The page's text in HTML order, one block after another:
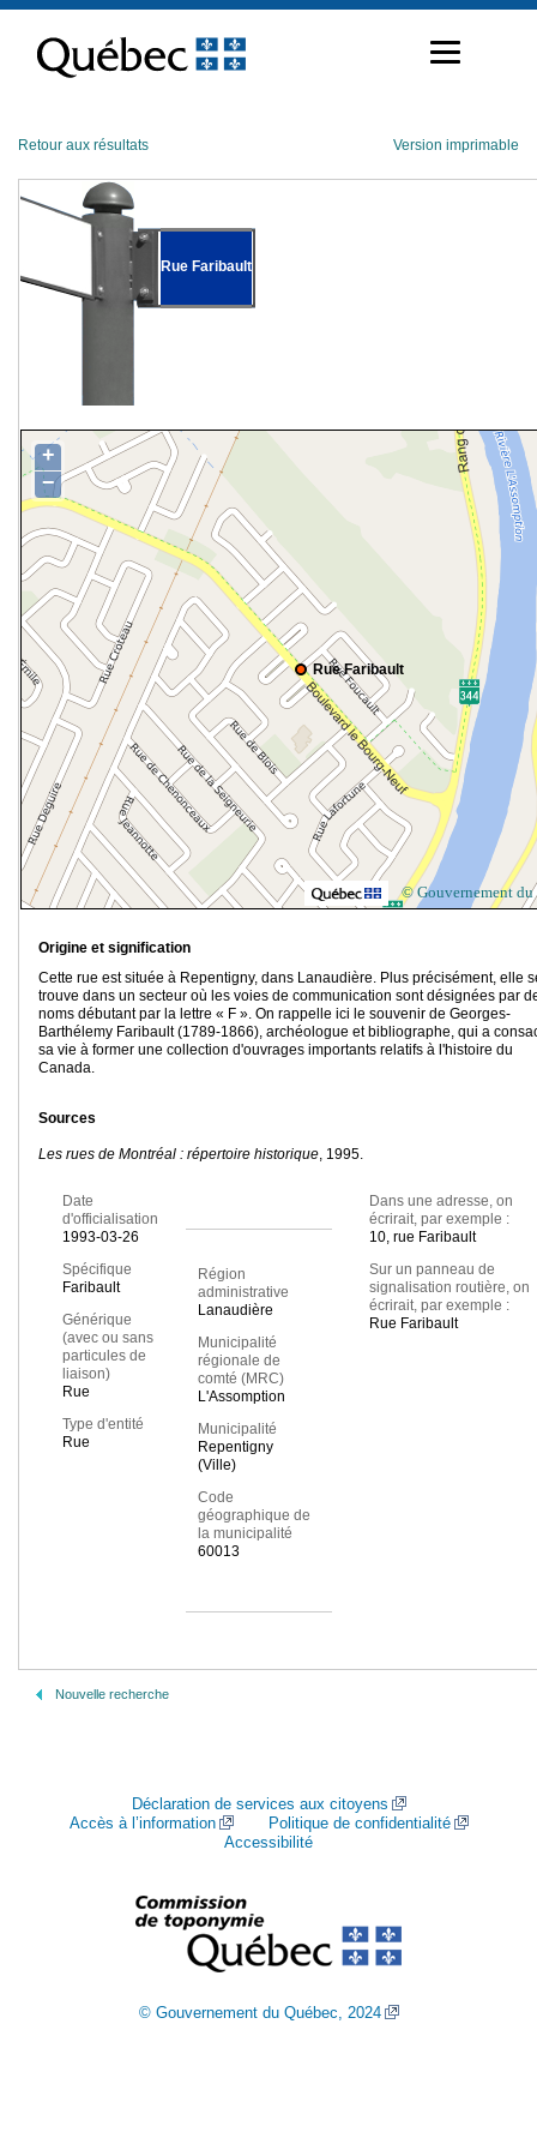
contenu
Retour aux résultats Version imprimable
Rue Faribault
Rue Faribault
+
−
© Gouvernement du
Origine et signification
Cette rue est située à Repentigny, dans Lanaudière. Plus précisément, elle
trouve dans un secteur où les voies de communication sont désignées par
noms débutant par la lettre « F ». On rappelle ici le souvenir de Georges-
Barthélemy Faribault (1789-1866), archéologue et bibliographe, qui a
sa vie à former une collection d'ouvrages importants relatifs à l'histoire du
Canada.
Sources
Les rues de Montréal : répertoire historique, 1995.
Date
d'officialisation
1993-03-26
Spécifique
Faribault
Générique
(avec ou sans
particules de
liaison)
Rue
Type d'entité
Rue
Région
administrative
Lanaudière
Municipalité
régionale de
comté (MRC)
L'Assomption
Municipalité
Repentigny
(Ville)
Code
géographique de
la municipalité
60013
Dans une adresse, on
écrirait, par exemple :
10, rue Faribault
Sur un panneau de
signalisation routière, on
écrirait, par exemple :
Rue Faribault
Nouvelle recherche
Déclaration de services aux citoyens
Accès à l’information
Politique de confidentialité
Accessibilité
© Gouvernement du Québec, 2024